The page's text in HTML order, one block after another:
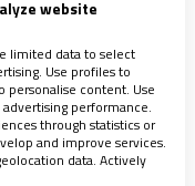
tenido mayor
de la CEE,
en las que
website
limited data to select
Use profiles to
personalise content. Use
performance.
through statistics or
and improve services.
data. Actively